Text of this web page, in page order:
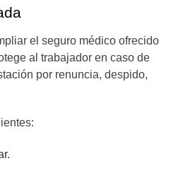
el seguro médico ofrecido
al trabajador en caso de
por renuncia, despido,